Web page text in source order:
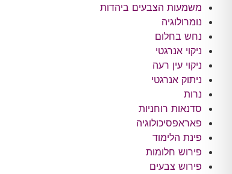
משמעות הצבעים ביהדות
נומרולוגיה
נחש בחלום
ניקוי אנרגטי
ניקוי עין רעה
ניתוק אנרגטי
נרות
סדנאות רוחניות
פאראפסיכולוגיה
פינת הלימוד
פירוש חלומות
פירוש צבעים